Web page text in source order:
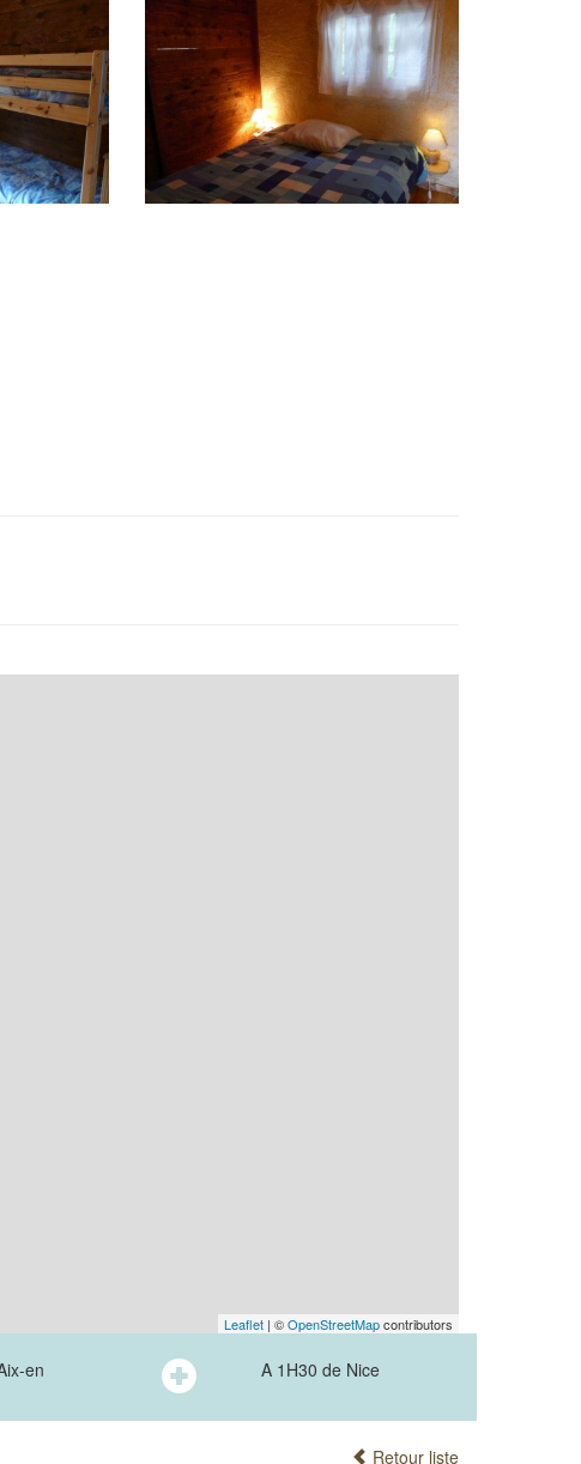
Leaflet | ©OpenStreetMapcontributors
en
A 1H30 de Nice
Retour liste